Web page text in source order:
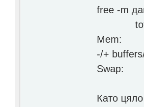
free -m
total
Mem:
-/+
Като